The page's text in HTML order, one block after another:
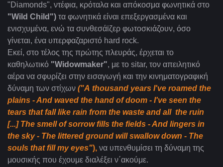
"Diamonds", ντέφια, κρόταλα και απόκοσμα φωνητικά στο
"Wild Child") τα φωνητικά είναι επεξεργασμένα και
ενισχυμένα, ενώ τα συνθεσάϊζερ φωτοσκιάζουν, όσο
γίνεται, ένα υπερφαζαριστό hard rock.
Εκεί, στο τέλος της πρώτης πλευράς, έρχεται το
καθηλωτικό "Widowmaker", με το sitar, τον απειλητικό
αέρα να σφυρίζει στην εισαγωγή και την κινηματογραφική
δύναμη των στίχων ("A thousand years I've roamed the
plains -And waved the hand of doom - I've seen the
tears that fall like rain from the waste and all the ruin
[...] The smell of sorrow fills the fields - And lingers in
the sky - The littered ground will swallow down - The
souls that fill my eyes"), να υπενθυμίσει τη δύναμη της
μουσικής που έχουμε διαλέξει ν΄ακούμε.